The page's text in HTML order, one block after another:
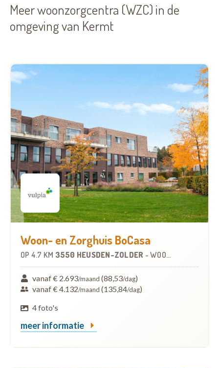
Meer woonzorgcentra (WZC) in de
omgeving van Kermt
Woon- en Zorghuis BoCasa
OP 4.7 KM 3550 HEUSDEN-ZOLDER - WOONZORGCENTRUM (WZC)
vanaf € 2.693/maand (88,53/dag)
vanaf € 4.132/maand (135,84/dag)
4 foto's
meer informatie